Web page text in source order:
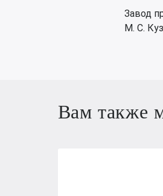
Завод
М. С.
Вам также